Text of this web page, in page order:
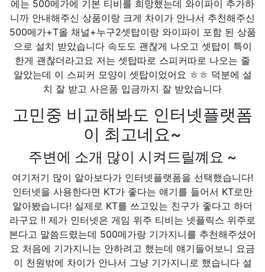
에는 500메가에 기본 티비를 희망했는데 와이파이 추가하
니까 안내해주신 상품이랑 크게 차이가 안나서 추천해주신
500메가+T올 채널+누구2셋탑이랑 와이파이 포함 된 상품
으로 설치 받았습니다 속도도 괜찮게 나오고 셋탑이 특이
한게 괜찮더라고요 저는 셋탑따로 스피커따로 나오는 줄
알았는데 이 스피커 모양이 셋탑이었어요 ㅎㅎ 덕분에 설
치 잘 받고 사은품 입금까지 잘 받았습니다
고민중 비교해봐도 인터넷플랫폼
이 최고네요~
주변에 소개 많이 시켜드릴꼐요 ~
여기저기 많이 알아보다가 인터넷플랫폼을 선택했습니다!
인터넷을 사용한다면 KT가 좋다는 얘기를 들어서 KT로만
알아봤습니다! 실제로 KT를 쓰고있는 친구가 좋다고 하더
라구요 !! 제가 인터넷은 게임 위주 티비는 넷플릭스 위주로
본다고 말씀드렸는데 500메가랑 기가지니를 추천해주셨어
요 처음에 기가지니는 안하려고 했는데 얘기들어보니 요금
이 천원밖에 차이가 안나서 그냥 기가지니로 했습니다 설